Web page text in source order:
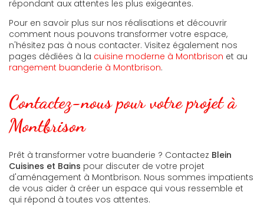
répondant aux attentes les plus exigeantes.
Pour en savoir plus sur nos réalisations et découvrir
comment nous pouvons transformer votre espace,
n'hésitez pas à nous contacter. Visitez également nos
pages dédiées à la cuisine moderne à Montbrison et au
rangement buanderie à Montbrison.
Contactez-nous pour votre projet à
Montbrison
Prêt à transformer votre buanderie ? Contactez Blein
Cuisines et Bains pour discuter de votre projet
d'aménagement à Montbrison. Nous sommes impatients
de vous aider à créer un espace qui vous ressemble et
qui répond à toutes vos attentes.